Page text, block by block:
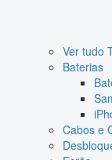
Ver tudo
Baterias
Cabos e